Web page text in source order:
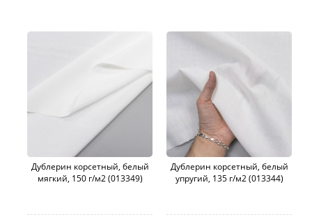
Дублерин корсетный, белый
мягкий, 150 г/м2 (013349)
Дублерин корсетный, белый
упругий, 135 г/м2 (013344)